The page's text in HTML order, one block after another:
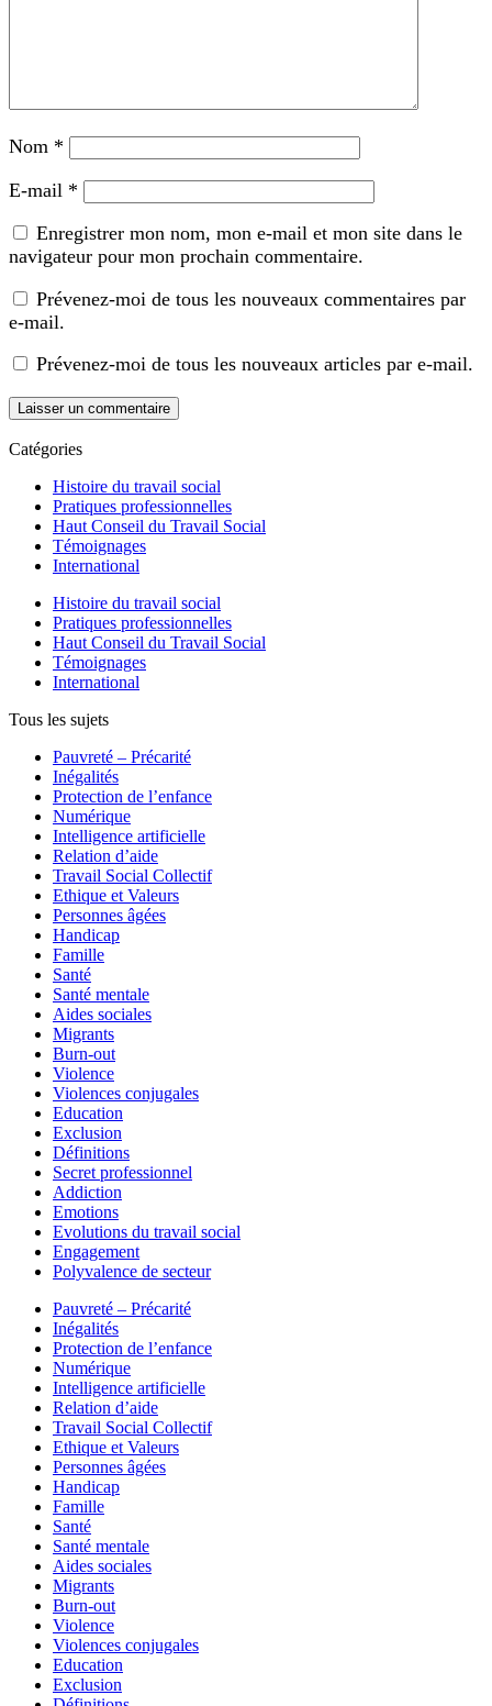
Nom *
E-mail *
Enregistrer mon nom, mon e-mail et mon site dans le
navigateur pour mon prochain commentaire.
Prévenez-moi de tous les nouveaux commentaires par
e-mail.
Prévenez-moi de tous les nouveaux articles par e-mail.
Catégories
Histoire du travail social
Pratiques professionnelles
Haut Conseil du Travail Social
Témoignages
International
Histoire du travail social
Pratiques professionnelles
Haut Conseil du Travail Social
Témoignages
International
Tous les sujets
Pauvreté – Précarité
Inégalités
Protection de l’enfance
Numérique
Intelligence artificielle
Relation d’aide
Travail Social Collectif
Ethique et Valeurs
Personnes âgées
Handicap
Famille
Santé
Santé mentale
Aides sociales
Migrants
Burn-out
Violence
Violences conjugales
Education
Exclusion
Définitions
Secret professionnel
Addiction
Emotions
Evolutions du travail social
Engagement
Polyvalence de secteur
Pauvreté – Précarité
Inégalités
Protection de l’enfance
Numérique
Intelligence artificielle
Relation d’aide
Travail Social Collectif
Ethique et Valeurs
Personnes âgées
Handicap
Famille
Santé
Santé mentale
Aides sociales
Migrants
Burn-out
Violence
Violences conjugales
Education
Exclusion